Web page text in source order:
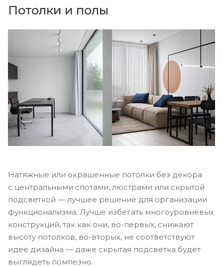
Потолки и полы
Натяжные или окрашенные потолки без декора
с центральными спотами, люстрами или скрытой
подсветкой — лучшее решение для организации
функционализма. Лучше избегать многоуровневых
конструкций, так как они, во-первых, снижают
высоту потолков, во-вторых, не соответствуют
идее дизайна — даже скрытая подсветка будет
выглядеть помпезно.